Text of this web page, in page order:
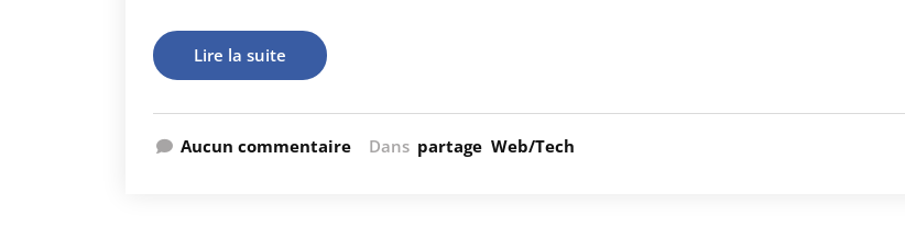
Lire la suite
Aucun commentaire Dans partage Web/Tech